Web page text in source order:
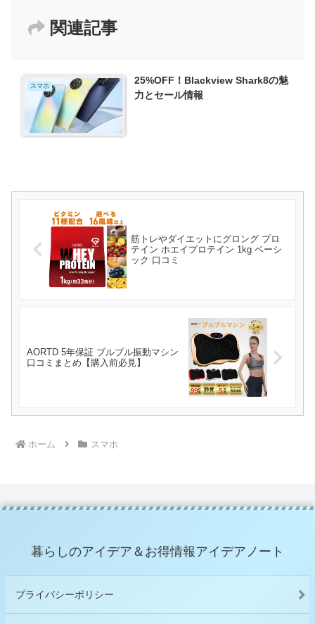
関連記事
スマホ
25%OFF！Blackview Shark8の魅
力とセール情報
筋トレやダイエットにグロング プロ
テイン ホエイプロテイン 1kg ベーシ
ック 口コミ
AORTD 5年保証 ブルブル振動マシン
口コミまとめ【購入前必見】
ホーム スマホ
暮らしのアイデア＆お得情報アイデアノート
プライバシーポリシー